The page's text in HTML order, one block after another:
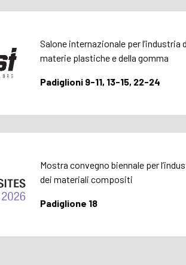
Salone internazionale per l’industria
materie plastiche e della gomma
Padiglioni 9-11, 13-15, 22-24
Mostra convegno biennale per
dei materiali compositi
Padiglione 18